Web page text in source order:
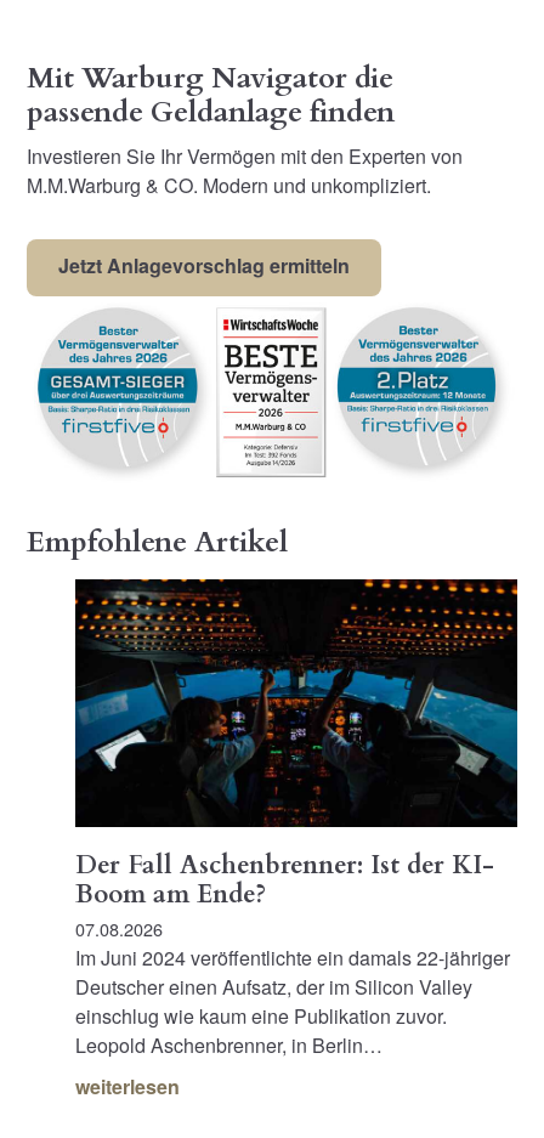
Mit Warburg Navigator die
passende Geldanlage finden
Investieren Sie Ihr Vermögen mit den Experten von
M.M.Warburg & CO. Modern und unkompliziert.
Jetzt Anlagevorschlag ermitteln
Empfohlene Artikel
Der Fall Aschenbrenner: Ist der KI-
Boom am Ende?
07.08.2026
Im Juni 2024 veröffentlichte ein damals 22-jähriger
Deutscher einen Aufsatz, der im Silicon Valley
einschlug wie kaum eine Publikation zuvor.
Leopold Aschenbrenner, in Berlin…
weiterlesen